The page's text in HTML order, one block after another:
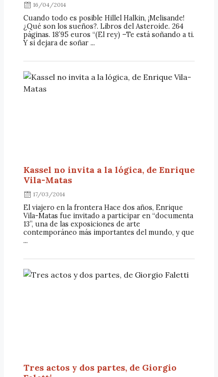
16/04/2014
Cuando todo es posible Hillel Halkin, ¡Melisande!
¿Qué son los sueños?. Libros del Asteroide. 264
páginas. 18’95 euros “(El rey) –Te está soñando a ti.
Y si dejara de soñar ...
Kassel no invita a la lógica, de Enrique
Vila-Matas
17/03/2014
El viajero en la frontera Hace dos años, Enrique
Vila-Matas fue invitado a participar en “documenta
13”, una de las exposiciones de arte
contemporáneo más importantes del mundo, y que
...
Tres actos y dos partes, de Giorgio